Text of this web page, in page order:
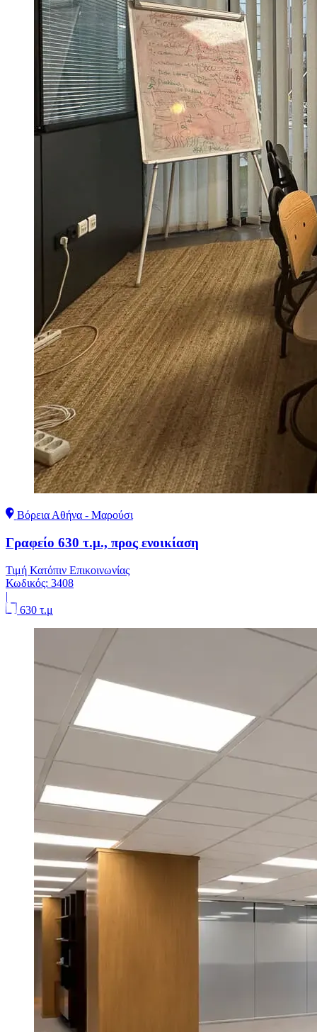
Βόρεια Αθήνα - Μαρούσι
Γραφείο 630 τ.μ., προς ενοικίαση
Τιμή Κατόπιν Επικοινωνίας
Κωδικός: 3408
|
630 τ.μ